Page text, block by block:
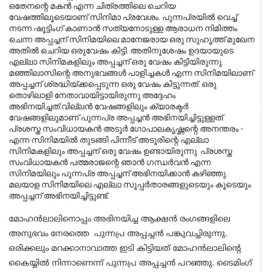
ഒതേനന്റെ മകൻ എന്ന ചിത്രത്തിലെ ചെറിയ
വേഷത്തിലൂടെയാണ് സിനിമാ പ്രവേശം. പുന്നപ്രയിൽ വെച്ച്
നടന്ന ഷൂട്ടിംഗ് കാണാൻ സത്യനോടുള്ള ആരാധന നിമിത്തം
ചെന്ന അപ്പച്ചന് സിനിമയിലെ മാനേജരായ ഒരു സുഹൃത്ത് മുഖേന
അതിൽ ചെറിയ ഒരുവേഷം കിട്ടി. അതിനുശേഷം ഉദയായുടെ
എല്ലാ സിനിമകളിലും അപ്പച്ചന് ഒരു വേഷം കിട്ടിയിരുന്നു.
മഞ്ഞിലാസിന്റെ അനുഭവങ്ങൾ പാളിച്ചകൾ എന്ന സിനിമയിലാണ്
അപ്പച്ചന് ശ്രദ്ധിയ്ക്കപ്പെടുന്ന ഒരു വേഷം കിട്ടുന്നത്. ഒരു
തൊഴിലാളി നേതാവായിട്ടായിരുന്നു അദ്ദേഹം
അഭിനയിച്ചത്.വില്ലൻ വേഷങ്ങളിലും ക്യാരക്ടർ
വേഷങ്ങളിലുമാണ് പുന്നപ്ര അപ്പച്ചൻ അഭിനയിച്ചിട്ടുള്ളത്.
പ്രശസ്ത സംവിധായകൻ അടൂർ ഗോപാലകൃഷ്ണന്റെ അനന്തരം -
എന്ന സിനിമയിൽ തുടങ്ങി പിന്നീട് അടൂരിന്റെ എല്ലാ
സിനിമകളിലും അപ്പച്ചന് ഒരു വേഷം ഉണ്ടായിരുന്നു. പ്രശസ്ത
സംവിധായകൻ പത്മരാജന്റെ ഞാൻ ഗന്ധർവൻ എന്ന
സിനിമയിലും പുന്നപ്ര അപ്പച്ചന് അഭിനയിക്കാൻ കഴിഞ്ഞു.
മലയാള സിനിമയിലെ എല്ലാ സൂപ്പർതാരങ്ങളുടെയും കൂടെയും
അപ്പച്ചന് അഭിനയിച്ചിട്ടുണ്ട്.
മോഹൻലാലിനൊപ്പം അഭിനയിച്ച ആക്ഷൻ രംഗങ്ങളിലെ
അനുഭവം നേരത്തെ പുന്നപ്ര അപ്പച്ചൻ പങ്കുവച്ചിരുന്നു.
ഒരിക്കലും മറക്കാനാവാത്ത ഇടി കിട്ടിയത് മോഹന്‍ലാലിന്റെ
കൈയ്യില്‍ നിന്നാണെന്ന് പുന്നപ്ര അപ്പച്ചന്‍ പറഞ്ഞു. ടൈമിംഗ്